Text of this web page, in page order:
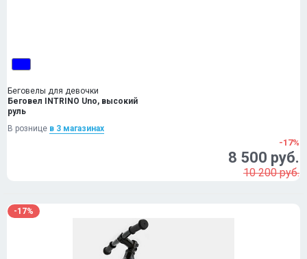
Беговелы для девочки
Беговел INTRINO Uno, высокий
руль
В рознице в 3 магазинах
-17%
8 500 руб.
10 200 руб.
-17%